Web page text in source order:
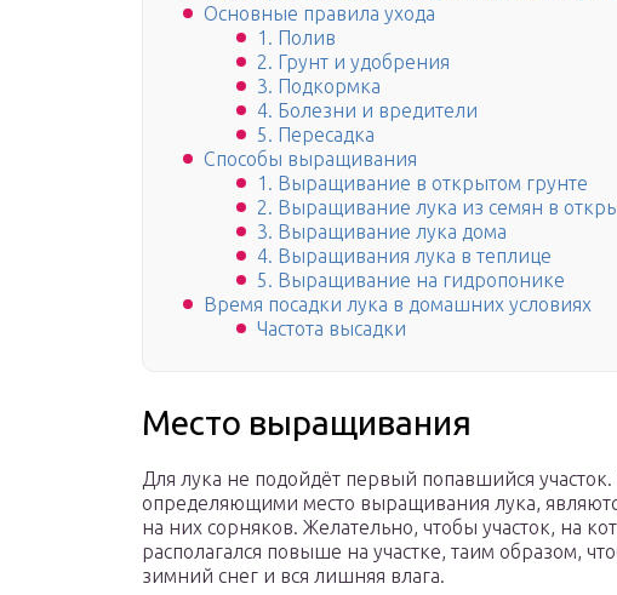
Основные правила ухода
1. Полив
2. Грунт и удобрения
3. Подкормка
4. Болезни и вредители
5. Пересадка
Способы выращивания
1. Выращивание в открытом грунте
2. Выращивание лука из семян в
3. Выращивание лука дома
4. Выращивания лука в теплице
5. Выращивание на гидропонике
Время посадки лука в домашних условиях
Частота высадки
Место выращивания
Для лука не подойдёт первый попавшийся
определяющими место выращивания лука,
на них сорняков. Желательно, чтобы участок, на
располагался повыше на участке, таим образом,
зимний снег и вся лишняя влага.